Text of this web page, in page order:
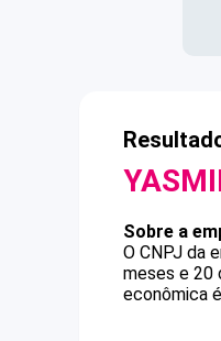
Sobre a
O CNPJ da
meses e 20
econômica